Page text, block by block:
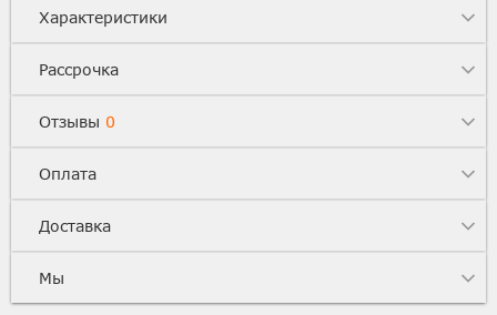
Характеристики
Рассрочка
Отзывы 0
Оплата
Доставка
Мы